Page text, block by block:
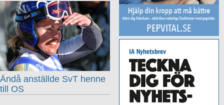
Ändå anställde SvT henne
till OS